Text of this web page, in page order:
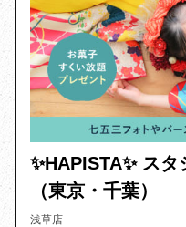
✨️HAPISTA✨️ ス
（東京・千葉）
浅草店